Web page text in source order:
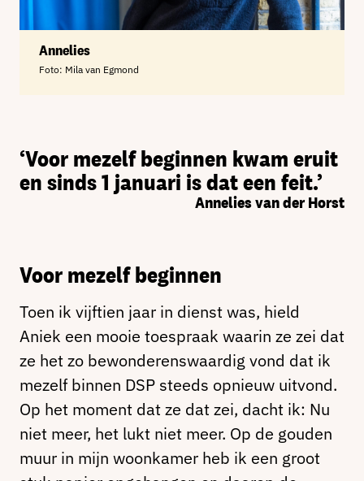
Annelies
Foto: Mila van Egmond
‘Voor mezelf beginnen kwam eruit
en sinds 1 januari is dat een feit.’
Annelies van der Horst
Voor mezelf beginnen
Toen ik vijftien jaar in dienst was, hield
Aniek een mooie toespraak waarin ze zei dat
ze het zo bewonderenswaardig vond dat ik
mezelf binnen DSP steeds opnieuw uitvond.
Op het moment dat ze dat zei, dacht ik: Nu
niet meer, het lukt niet meer. Op de gouden
muur in mijn woonkamer heb ik een groot